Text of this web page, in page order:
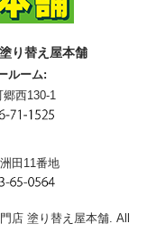
り替え屋本舗
ルーム:
西130-1
田11番地
店 塗り替え屋本舗. All